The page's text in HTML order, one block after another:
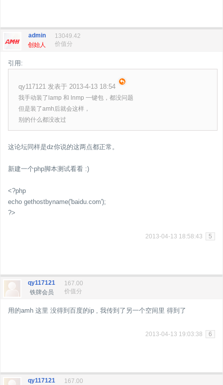
admin
创始人
13049.42
价值分
引用:
qy117121 发表于 2013-4-13 18:54
我手动装了lamp 和 lnmp 一键包，都没问题
但是装了amh后就会这样，
别的什么都没改过
这论坛同样是dz你说的这两点都正常。
新建一个php脚本测试看看 :)
<?php
echo gethostbyname('baidu.com');
?>
2013-04-13 18:58:43 5
qy117121
铁牌会员
167.00
价值分
用的amh 这里 没得到百度的ip , 我传到了另一个空间里 得到了
2013-04-13 19:03:38 6
qy117121
167.00